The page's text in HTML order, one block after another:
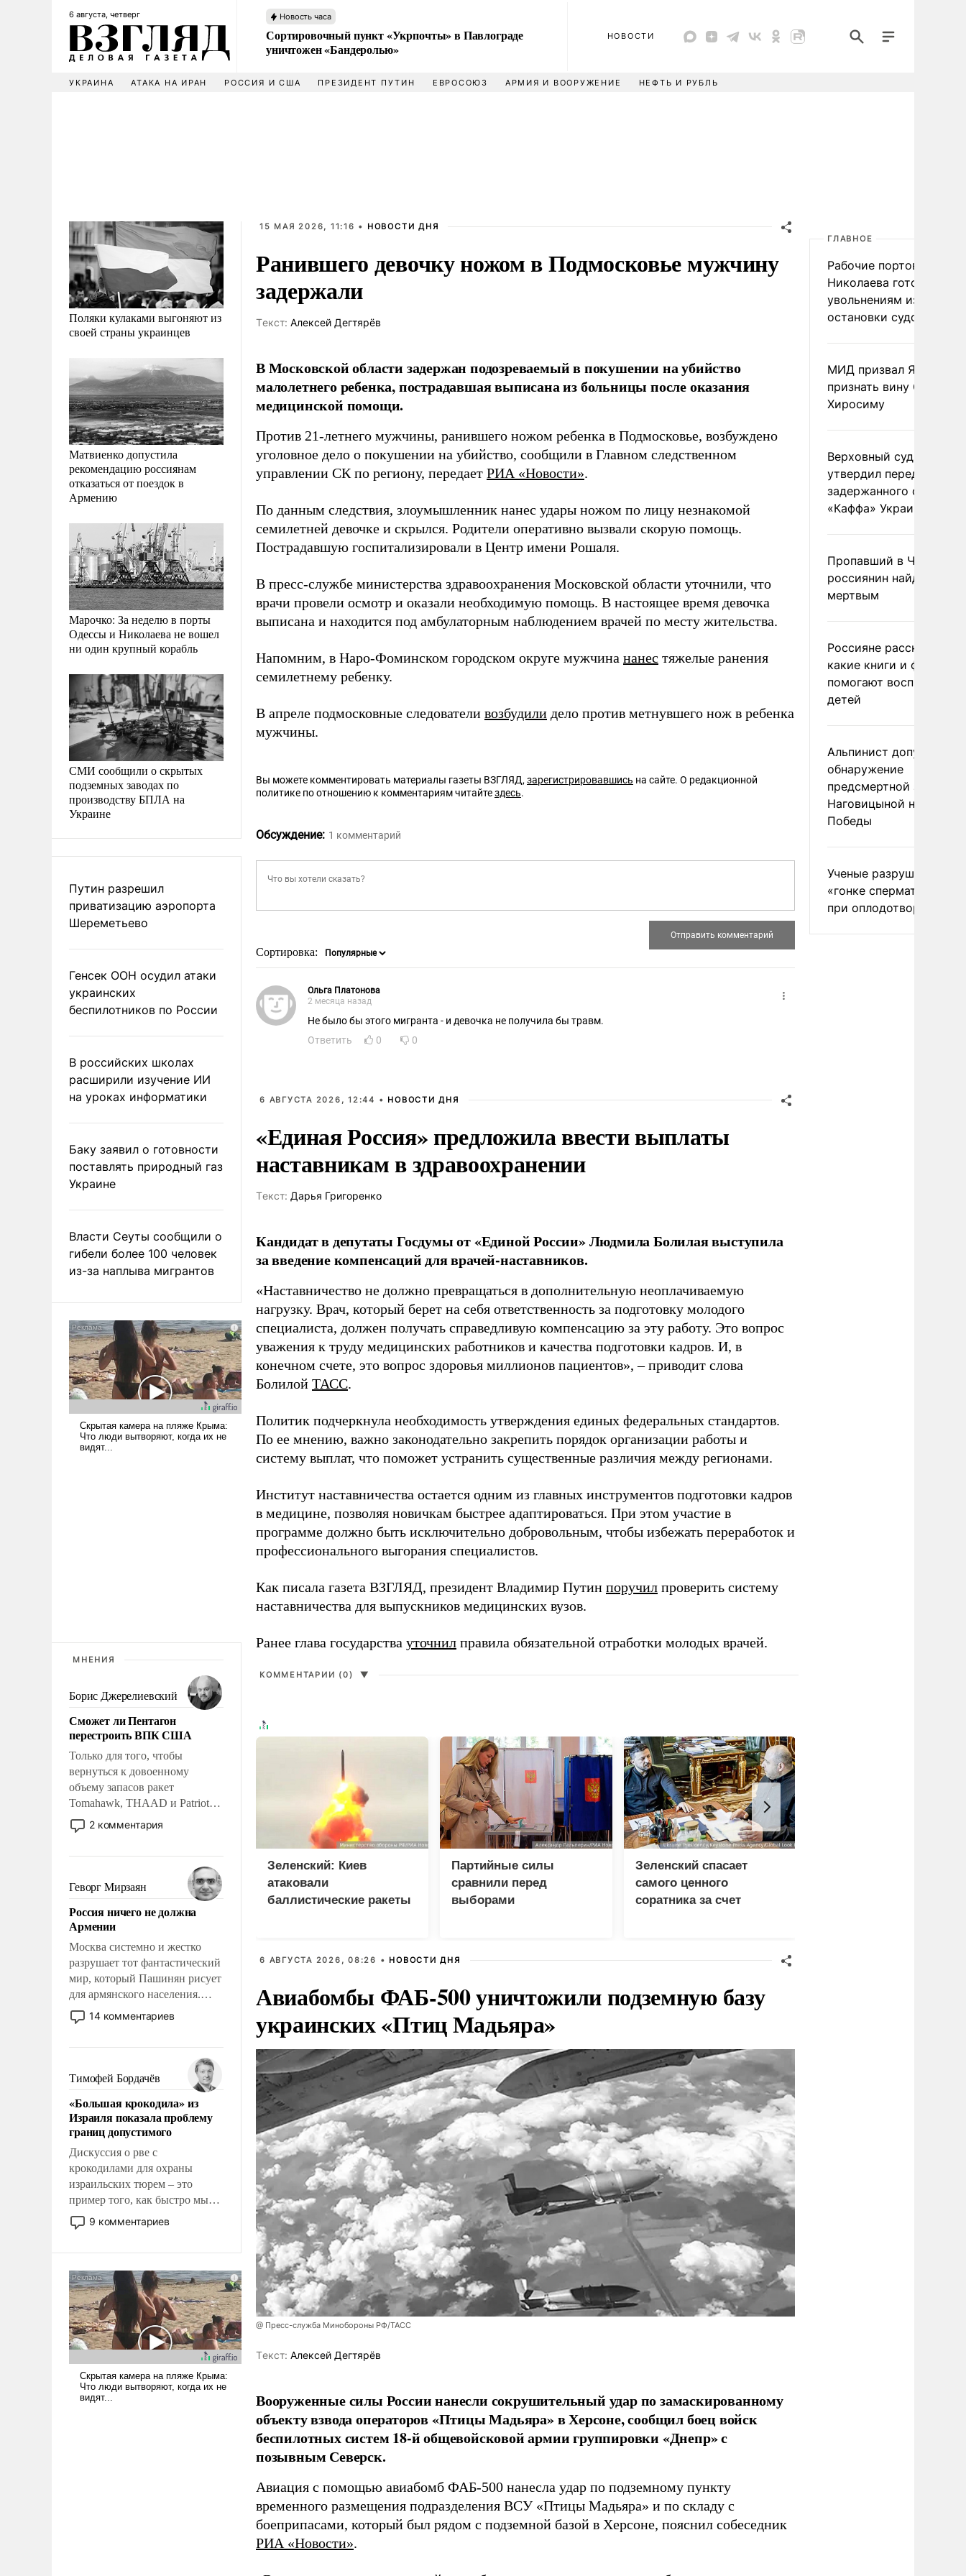
6 августа, четверг Новость часа
Сортировочный пункт «Укрпочты» в Павлограде
уничтожен «Бандеролью»
НОВОСТИ
УКРАИНА АТАКА НА ИРАН РОССИЯ И США ПРЕЗИДЕНТ ПУТИН ЕВРОСОЮЗ АРМИЯ И ВООРУЖЕНИЕ НЕФТЬ И РУБЛЬ
Поляки кулаками выгоняют из
своей страны украинцев
Матвиенко допустила
рекомендацию россиянам
отказаться от поездок в
Армению
Марочко: За неделю в порты
Одессы и Николаева не вошел
ни один крупный корабль
СМИ сообщили о скрытых
подземных заводах по
производству БПЛА на
Украине
Путин разрешил
приватизацию аэропорта
Шереметьево
Генсек ООН осудил атаки
украинских
беспилотников по России
В российских школах
расширили изучение ИИ
на уроках информатики
Баку заявил о готовности
поставлять природный газ
Украине
Власти Сеуты сообщили о
гибели более 100 человек
из-за наплыва мигрантов
МНЕНИЯ
Борис Джерелиевский
Сможет ли Пентагон
перестроить ВПК США
Только для того, чтобы
вернуться к довоенному
объему запасов ракет
Tomahawk, THAAD и Patriot
США потребуется более трех
лет. Даже небольшая война с
Сложившаяся ситуация
означает многолетний период
уязвимости США, например,
перед Китаем.
2 комментария
Геворг Мирзаян
Россия ничего не должна
Армении
Москва системно и жестко
разрушает тот фантастический
мир, который Пашинян рисует
для армянского населения.
Мир, где политические
прожекты будут безусловно
налогоплательщиков и где
Еревану за свои поступки не
нужно отвечать.
14 комментариев
Тимофей Бордачёв
«Большая крокодила» из
Израиля показала проблему
границ допустимого
Дискуссия о рве с
крокодилами для охраны
израильских тюрем – это
пример того, как быстро мы
двигаемся по пути
революционных изменений.
псевдонаучной фантастики,
стало всерьез обсуждаемой
идеей.
9 комментариев
15 МАЯ 2026, 11:16 • НОВОСТИ ДНЯ
Ранившего девочку ножом в Подмосковье мужчину
задержали
Tекст: Алексей Дегтярёв
В Московской области задержан подозреваемый в покушении на убийство
малолетнего ребенка, пострадавшая выписана из больницы после оказания
медицинской помощи.
Против 21-летнего мужчины, ранившего ножом ребенка в Подмосковье, возбуждено
уголовное дело о покушении на убийство, сообщили в Главном следственном
управлении СК по региону, передает РИА «Новости».
По данным следствия, злоумышленник нанес удары ножом по лицу незнакомой
семилетней девочке и скрылся. Родители оперативно вызвали скорую помощь.
Пострадавшую госпитализировали в Центр имени Рошаля.
В пресс-службе министерства здравоохранения Московской области уточнили, что
врачи провели осмотр и оказали необходимую помощь. В настоящее время девочка
выписана и находится под амбулаторным наблюдением врачей по месту жительства.
Напомним, в Наро-Фоминском городском округе мужчина нанес тяжелые ранения
семилетнему ребенку.
В апреле подмосковные следователи возбудили дело против метнувшего нож в ребенка
мужчины.
Вы можете комментировать материалы газеты ВЗГЛЯД, зарегистрировавшись на сайте. О редакционной
политике по отношению к комментариям читайтездесь.
Обсуждение: 1 комментарий
Сортировка:
Ольга Платонова
2 месяца назад
Не было бы этого мигранта - и девочка не получила бы травм.
Ответить
0 0
6 АВГУСТА 2026, 12:44 • НОВОСТИ ДНЯ
«Единая Россия» предложила ввести выплаты
наставникам в здравоохранении
Tекст: Дарья Григоренко
Кандидат в депутаты Госдумы от «Единой России» Людмила Болилая выступила
за введение компенсаций для врачей-наставников.
«Наставничество не должно превращаться в дополнительную неоплачиваемую
нагрузку. Врач, который берет на себя ответственность за подготовку молодого
специалиста, должен получать справедливую компенсацию за эту работу. Это вопрос
уважения к труду медицинских работников и качества подготовки кадров. И, в
конечном счете, это вопрос здоровья миллионов пациентов», – приводит слова
Болилой ТАСС.
Политик подчеркнула необходимость утверждения единых федеральных стандартов.
По ее мнению, важно законодательно закрепить порядок организации работы и
систему выплат, что поможет устранить существенные различия между регионами.
Институт наставничества остается одним из главных инструментов подготовки кадров
в медицине, позволяя новичкам быстрее адаптироваться. При этом участие в
программе должно быть исключительно добровольным, чтобы избежать переработок и
профессионального выгорания специалистов.
Как писала газета ВЗГЛЯД, президент Владимир Путин поручил проверить систему
наставничества для выпускников медицинских вузов.
Ранее глава государства уточнил правила обязательной отработки молодых врачей.
КОММЕНТАРИИ (0) ▼
Зеленский: Киев
атаковали
баллистические ракеты
Партийные силы
сравнили перед
выборами
Зеленский спасает
самого ценного
соратника за счет
6 АВГУСТА 2026, 08:26 • НОВОСТИ ДНЯ
Авиабомбы ФАБ-500 уничтожили подземную базу
украинских «Птиц Мадьяра»
@ Пресс-служба Минобороны РФ/ТАСС
Tекст: Алексей Дегтярёв
Вооруженные силы России нанесли сокрушительный удар по замаскированному
объекту взвода операторов «Птицы Мадьяра» в Херсоне, сообщил боец войск
беспилотных систем 18-й общевойсковой армии группировки «Днепр» с
позывным Северск.
Авиация с помощью авиабомб ФАБ-500 нанесла удар по подземному пункту
временного размещения подразделения ВСУ «Птицы Мадьяра» и по складу с
боеприпасами, который был рядом с подземной базой в Херсоне, пояснил собеседник
РИА «Новости».
ГЛАВНОЕ
Рабочие портов
Николаева готовятся к
увольнениям из-за
остановки судоходства
МИД призвал Японию
признать вину США за
Хиросиму
Верховный суд Швеции
утвердил передачу
задержанного
«Каффа» Украине
Пропавший в
россиянин найден
мертвым
Россияне рассказали,
какие книги и фильмы
помогают воспитывать
детей
Альпинист допустил
обнаружение
предсмертной записки
Наговицыной на пике
Победы
Ученые разрушили миф
«гонке
при оплодотворении